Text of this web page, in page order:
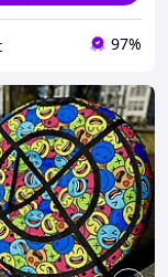
97%